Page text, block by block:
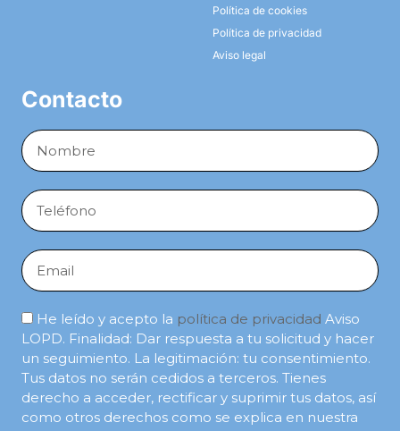
Política de cookies
Política de privacidad
Aviso legal
Contacto
Full
Name
Phone
Email
He leído y acepto la política de privacidad Aviso
LOPD. Finalidad: Dar respuesta a tu solicitud y hacer
un seguimiento. La legitimación: tu consentimiento.
Tus datos no serán cedidos a terceros. Tienes
derecho a acceder, rectificar y suprimir tus datos, así
como otros derechos como se explica en nuestra